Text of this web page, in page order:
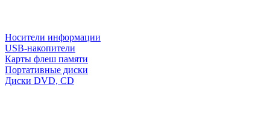
Носители информации
USB-накопители
Карты флеш памяти
Портативные диски
Диски DVD, CD